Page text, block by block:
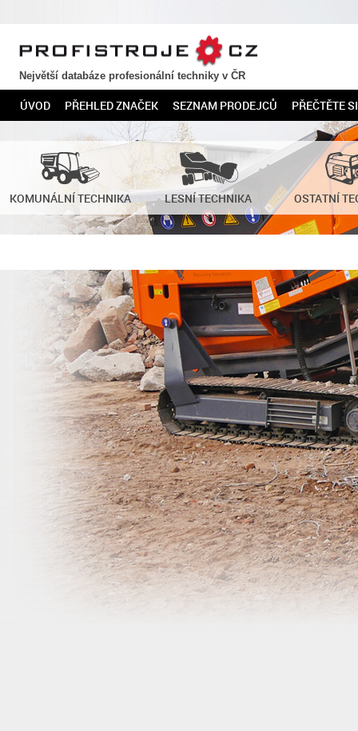
PROFISTROJE.CZ
Největší databáze profesionální techniky v ČR
ÚVOD PŘEHLED ZNAČEK SEZNAM PRODEJCŮ PŘEČTĚTE SI
KOMUNÁLNÍ TECHNIKA LESNÍ TECHNIKA OSTATNÍ